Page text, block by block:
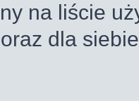
na liście
dla